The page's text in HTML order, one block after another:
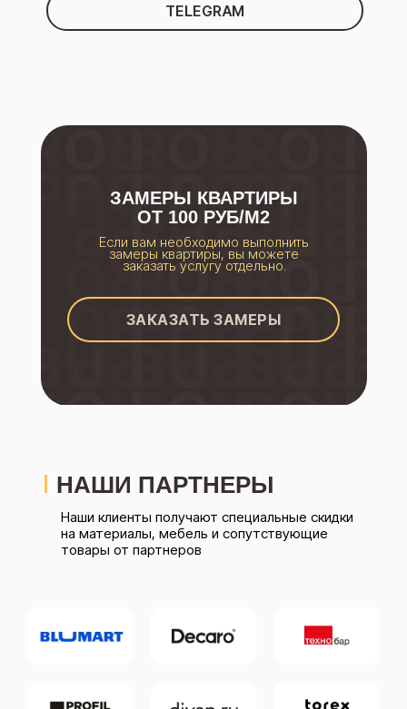
TELEGRAM
ЗАМЕРЫ КВАРТИРЫ
ОТ 100 РУБ/М2
ЗАКАЗАТЬ ЗАМЕРЫ
Если вам необходимо выполнить
замеры квартиры, вы можете
заказать услугу отдельно.
НАШИ ПАРТНЕРЫ
Наши клиенты получают специальные скидки
на материалы, мебель и сопутствующие
товары от партнеров